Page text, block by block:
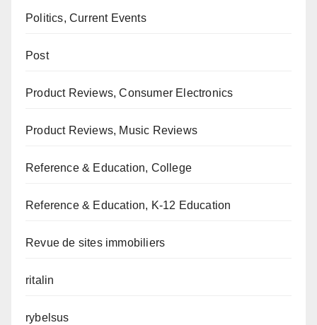
Politics, Current Events
Post
Product Reviews, Consumer Electronics
Product Reviews, Music Reviews
Reference & Education, College
Reference & Education, K-12 Education
Revue de sites immobiliers
ritalin
rybelsus